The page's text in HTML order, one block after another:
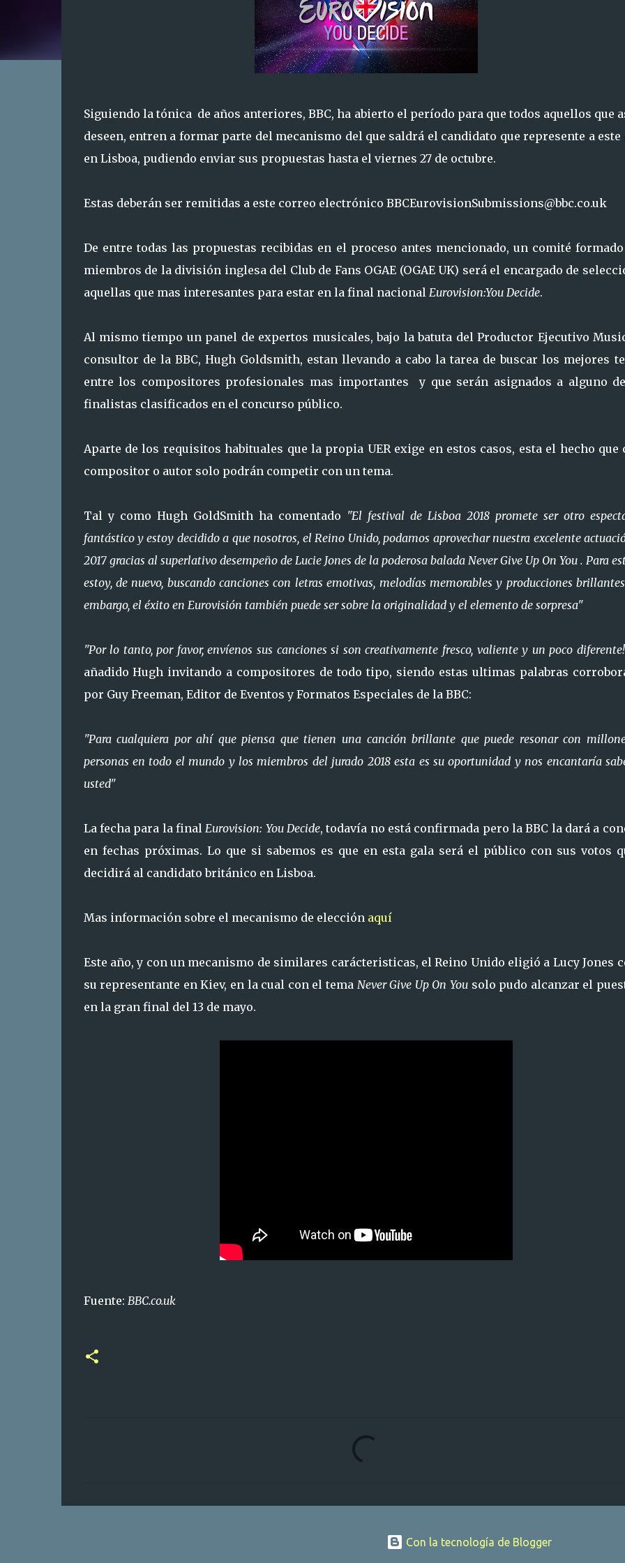
Siguiendo la tónica de años anteriores, BBC, ha abierto el período para que todos aquellos que
deseen, entren a formar parte del mecanismo del que saldrá el candidato que represente a este
en Lisboa, pudiendo enviar sus propuestas hasta el viernes 27 de octubre.
Estas deberán ser remitidas a este correo electrónico BBCEurovisionSubmissions@bbc.co.uk
De entre todas las propuestas recibidas en el proceso antes mencionado, un comité
miembros de la división inglesa del Club de Fans OGAE (OGAE UK) será el encargado de
aquellas que mas interesantes para estar en la final nacional Eurovision:You Decide.
Al mismo tiempo un panel de expertos musicales, bajo la batuta del Productor Ejecutivo
consultor de la BBC, Hugh Goldsmith, estan llevando a cabo la tarea de buscar los mejores
entre los compositores profesionales mas importantes y que serán asignados a alguno
finalistas clasificados en el concurso público.
Aparte de los requisitos habituales que la propia UER exige en estos casos, esta el hecho que
compositor o autor solo podrán competir con un tema.
Tal y como Hugh GoldSmith ha comentado "El festival de Lisboa 2018 promete ser otro
fantástico y estoy decidido a que nosotros, el Reino Unido, podamos aprovechar nuestra excelente
2017 gracias al superlativo desempeño de Lucie Jones de la poderosa balada Never Give Up On You . Para
estoy, de nuevo, buscando canciones con letras emotivas, melodías memorables y producciones
embargo, el éxito en Eurovisión también puede ser sobre la originalidad y el elemento de sorpresa"
"Por lo tanto, por favor, envíenos sus canciones si son creativamente fresco, valiente y un poco
añadido Hugh invitando a compositores de todo tipo, siendo estas ultimas palabras
por Guy Freeman, Editor de Eventos y Formatos Especiales de la BBC:
"Para cualquiera por ahí que piensa que tienen una canción brillante que puede resonar con
personas en todo el mundo y los miembros del jurado 2018 esta es su oportunidad y nos encantaría
usted"
La fecha para la finalEurovision: You Decide, todavía no está confirmada pero la BBC la dará a
en fechas próximas. Lo que si sabemos es que en esta gala será el público con sus votos
decidirá al candidato británico en Lisboa.
Mas información sobre el mecanismo de elección aquí
Este año, y con un mecanismo de similares carácteristicas, el Reino Unido eligió a Lucy Jones
su representante en Kiev, en la cual con el tema Never Give Up On Yousolo pudo alcanzar el
en la gran final del 13 de mayo.
Fuente: BBC.co.uk
Con la tecnología de Blogger